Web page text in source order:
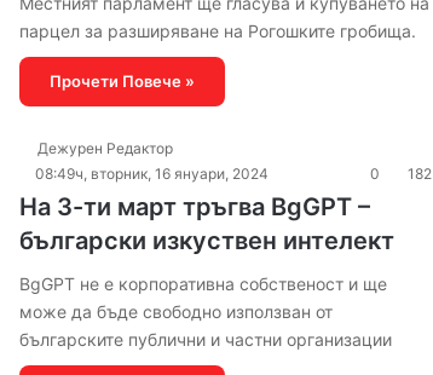
парцел за разширяване на Рогошките гробища.
Прочети Повече »
Дежурен Редактор
08:49ч, вторник, 16 януари, 2024
0 182
На 3-ти март тръгва BgGPT –
български изкуствен интелект
BgGPT не е корпоративна собственост и ще
може да бъде свободно използван от
българските публични и частни организации